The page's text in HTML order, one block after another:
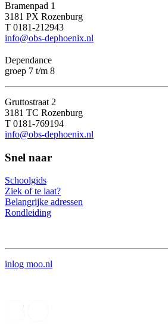
Bramenpad 1
3181 PX Rozenburg
T 0181-212943
info@obs-dephoenix.nl
Dependance
groep 7 t/m 8
Gruttostraat 2
3181 TC Rozenburg
T 0181-769194
info@obs-dephoenix.nl
Snel naar
Schoolgids
Ziek of te laat?
Belangrijke adressen
Rondleiding
inlog moo.nl